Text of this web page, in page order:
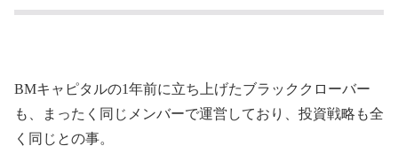
BMキャピタルの1年前に立ち上げたブラッククローバー
も、まったく同じメンバーで運営しており、投資戦略も全
く同じとの事。